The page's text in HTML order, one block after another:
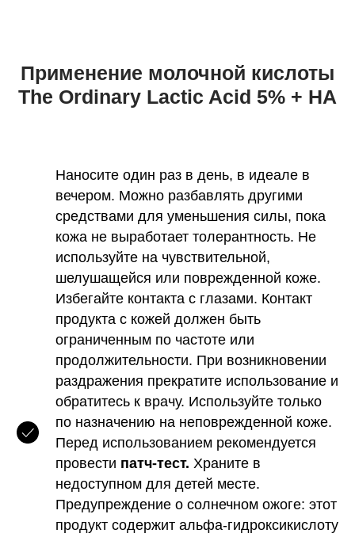
Применение молочной кислоты
The Ordinary Lactic Acid 5% + HA
Наносите один раз в день, в идеале в
вечером. Можно разбавлять другими
средствами для уменьшения силы, пока
кожа не выработает толерантность. Не
используйте на чувствительной,
шелушащейся или поврежденной коже.
Избегайте контакта с глазами. Контакт
продукта с кожей должен быть
ограниченным по частоте или
продолжительности. При возникновении
раздражения прекратите использование и
обратитесь к врачу. Используйте только
по назначению на неповрежденной коже.
Перед использованием рекомендуется
провести патч-тест. Храните в
недоступном для детей месте.
Предупреждение о солнечном ожоге: этот
продукт содержит альфа-гидроксикислоту